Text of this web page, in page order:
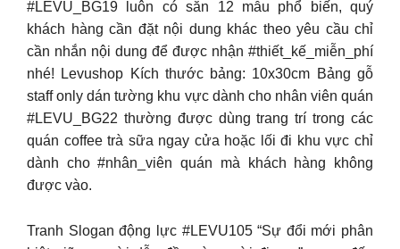
#LEVU_BG19 luôn có sẵn 12 mẫu phổ biến, quý
khách hàng cần đặt nội dung khác theo yêu cầu chỉ
cần nhắn nội dung để được nhận #thiết_kế_miễn_phí
nhé! Levushop Kích thước bảng: 10x30cm Bảng gỗ
staff only dán tường khu vực dành cho nhân viên quán
#LEVU_BG22 thường được dùng trang trí trong các
quán coffee trà sữa ngay cửa hoặc lối đi khu vực chỉ
dành cho #nhân_viên quán mà khách hàng không
được vào.
Tranh Slogan động lực #LEVU105 “Sự đổi mới phân